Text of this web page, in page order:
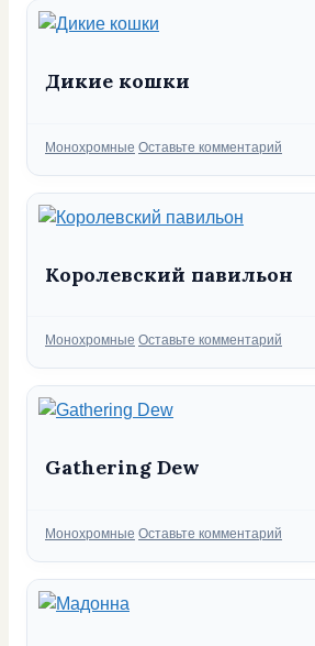
Дикие кошки
Рубрики
Монохромные Оставьте комментарий
Королевский павильон
Рубрики
Монохромные Оставьте комментарий
Gathering Dew
Рубрики
Монохромные Оставьте комментарий